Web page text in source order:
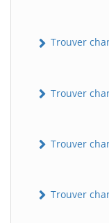
Trouver
Trouver
Trouver
Trouver